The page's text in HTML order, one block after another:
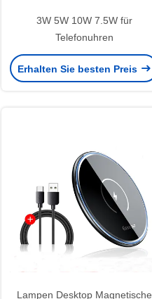
3W 5W 10W 7.5W für
Telefonuhren
Erhalten Sie besten Preis
Lampen Desktop Magnetische